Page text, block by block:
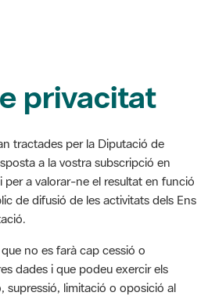
privacitat
tractades per la Diputació de
a la vostra subscripció en
a valorar-ne el resultat en funció
de difusió de les activitats dels Ens
no es farà cap cessió o
dades i que podeu exercir els
supressió, limitació o oposició al